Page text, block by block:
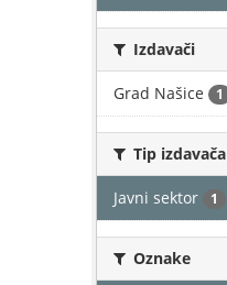
Izdavači
Grad Našice 1
Tip izdavača
Javni sektor 1
Oznake